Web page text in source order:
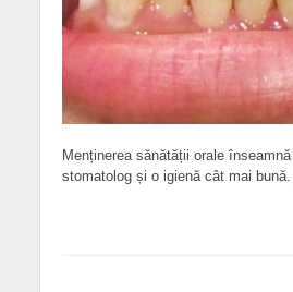
Menținerea sănătății orale
stomatolog și o igienă cât mai